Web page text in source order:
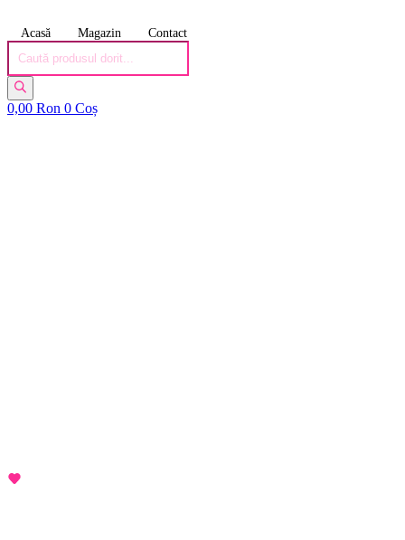
Acasă Magazin Contact
search
0,00 Ron 0 Coș